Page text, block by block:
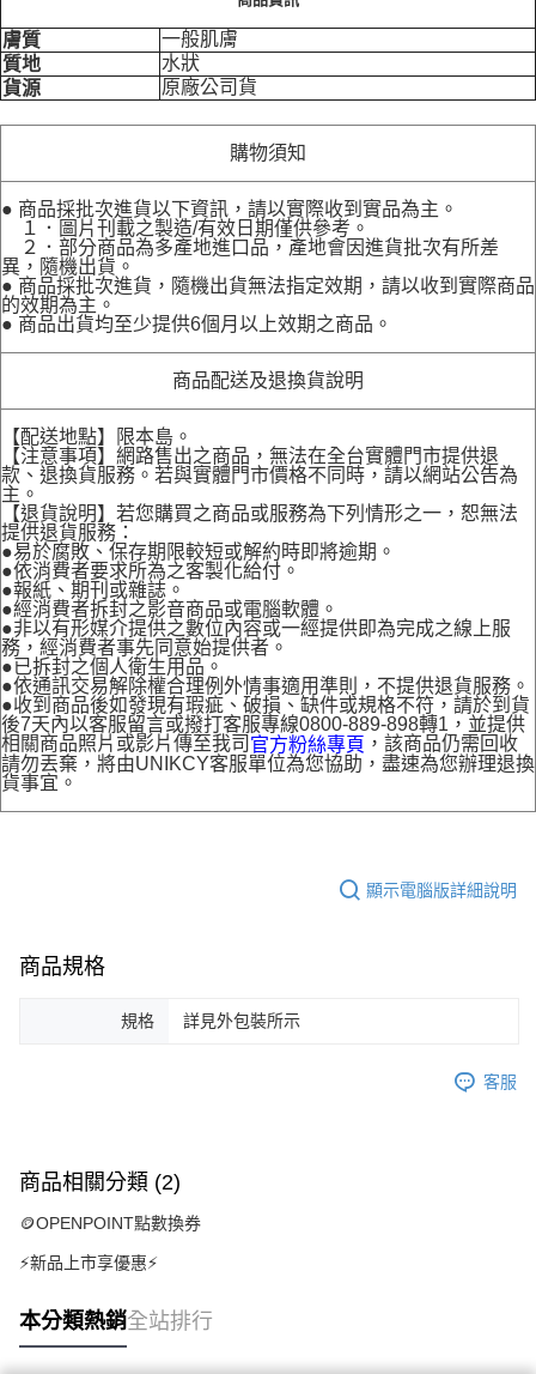
膚質
一般肌膚
質地
水狀
貨源
原廠公司貨
購物須知
● 商品採批次進貨以下資訊，請以實際收到實品為主。
１．圖片刊載之製造/有效日期僅供參考。
２．部分商品為多產地進口品，產地會因進貨批次有所差
異，隨機出貨。
● 商品採批次進貨，隨機出貨無法指定效期，請以收到實際商品
的效期為主。
● 商品出貨均至少提供6個月以上效期之商品。
商品配送及退換貨說明
【配送地點】限本島。
【注意事項】網路售出之商品，無法在全台實體門市提供退
款、退換貨服務。若與實體門市價格不同時，請以網站公告為
主。
【退貨說明】若您購買之商品或服務為下列情形之一，恕無法
提供退貨服務：
●易於腐敗、保存期限較短或解約時即將逾期。
●依消費者要求所為之客製化給付。
●報紙、期刊或雜誌。
●經消費者拆封之影音商品或電腦軟體。
●非以有形媒介提供之數位內容或一經提供即為完成之線上服
務，經消費者事先同意始提供者。
●已拆封之個人衛生用品。
●依通訊交易解除權合理例外情事適用準則，不提供退貨服務。
●收到商品後如發現有瑕疵、破損、缺件或規格不符，請於到貨
後7天內以客服留言或撥打客服專線0800-889-898轉1，並提供
相關商品照片或影片傳至我司 官方粉絲專頁 ，該商品仍需回收
請勿丟棄，將由UNIKCY客服單位為您協助，盡速為您辦理退換
貨事宜。
顯示電腦版詳細說明
商品規格
規格 詳見外包裝所示
客服
商品相關分類 (2)
🪙OPENPOINT點數換券
⚡新品上市享優惠⚡
本分類熱銷全站排行